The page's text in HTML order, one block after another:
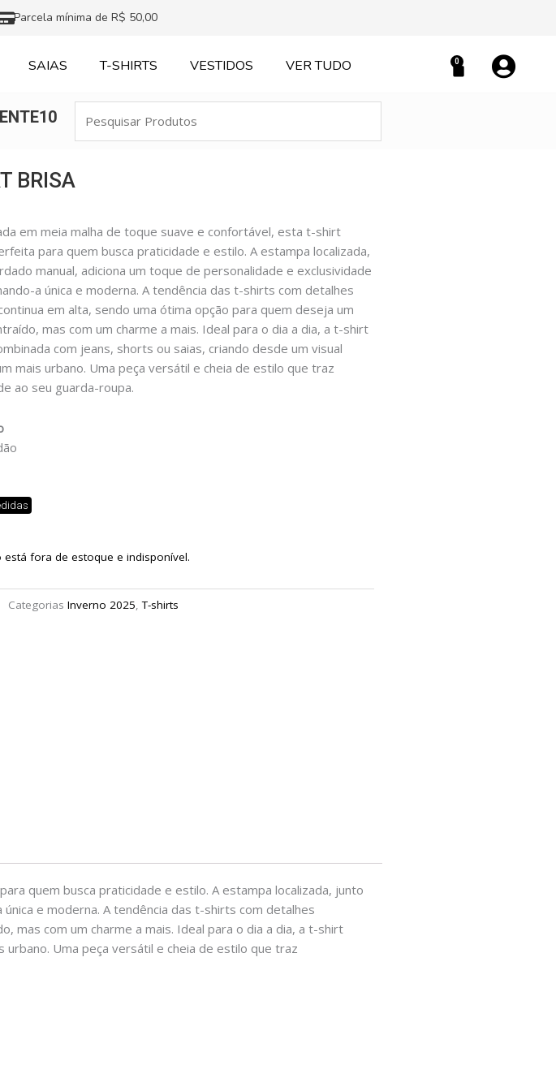
Parcela mínima de R$ 50,00
SAIAS T-SHIRTS VESTIDOS VER TUDO 0
Carrinho
Produtos
BRISA
em meia malha de toque suave e confortável, esta t-shirt
para quem busca praticidade e estilo. A estampa localizada,
manual, adiciona um toque de personalidade e exclusividade
a única e moderna. A tendência das t-shirts com detalhes
em alta, sendo uma ótima opção para quem deseja um
mas com um charme a mais. Ideal para o dia a dia, a t-shirt
com jeans, shorts ou saias, criando desde um visual
mais urbano. Uma peça versátil e cheia de estilo que traz
ao seu guarda-roupa.
está fora de estoque e indisponível.
Categorias Inverno 2025,T-shirts
quem busca praticidade e estilo. A estampa localizada, junto
e moderna. A tendência das t-shirts com detalhes
mas com um charme a mais. Ideal para o dia a dia, a t-shirt
Uma peça versátil e cheia de estilo que traz